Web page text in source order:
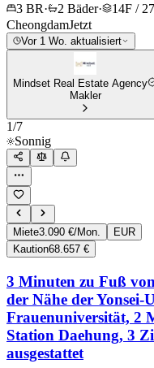
3 BR· 2 Bäder· 14F /
CheongdamJetzt
Vor 1 Wo. aktualisiert
Mindset Real Estate Agency
Makler
1/7
Sonnig
Miete3.090 €/Mon.
EUR
Kaution68.657 €
3 Minuten zu Fuß
der Nähe der
Frauenuniversität, 2
Station Daehung, 3
ausgestattet